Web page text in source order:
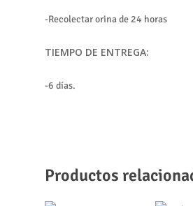
-Recolectar orina de 24 horas
TIEMPO DE ENTREGA:
-6 días.
Productos